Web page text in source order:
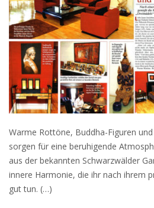
Warme Rottöne, Buddha-Figuren
sorgen für eine beruhigende
aus der bekannten Schwarzwälder
innere Harmonie, die ihr nach ihrem
gut tun. (…)